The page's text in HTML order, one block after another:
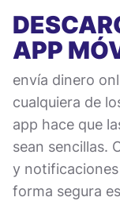
APP
envía dinero
cualquiera de
app hace que
sean sencillas.
y
forma segura